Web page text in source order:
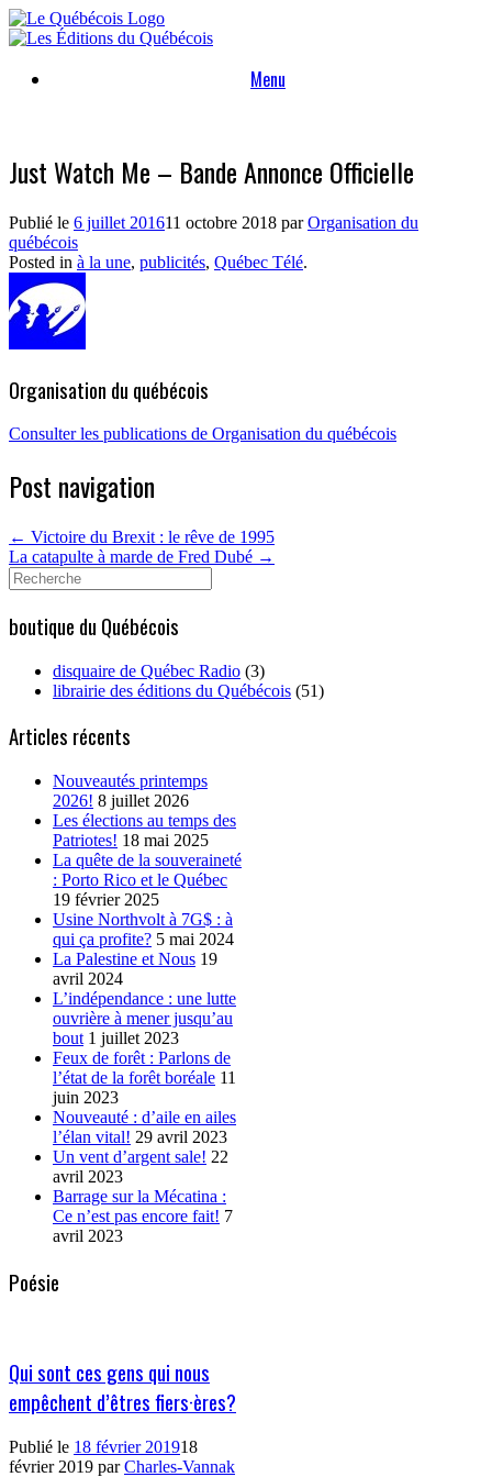
Skip
to
Menu
Just Watch Me – Bande Annonce Officielle
Publié le 6 juillet 201611 octobre 2018 parOrganisation du
québécois
Posted in à la une, publicités, Québec Télé.
Organisation du québécois
Consulter les publications de Organisation du québécois
Post navigation
← Victoire du Brexit : le rêve de 1995
La catapulte à marde de Fred Dubé →
Search
for:
boutique du Québécois
disquaire de Québec Radio (3)
librairie des éditions du Québécois (51)
Articles récents
Nouveautés printemps
2026! 8 juillet 2026
Les élections au temps des
Patriotes! 18 mai 2025
La quête de la souveraineté
: Porto Rico et le Québec
19 février 2025
Usine Northvolt à 7G$ : à
qui ça profite? 5 mai 2024
La Palestine et Nous 19
avril 2024
L’indépendance : une lutte
ouvrière à mener jusqu’au
bout 1 juillet 2023
Feux de forêt : Parlons de
l’état de la forêt boréale 11
juin 2023
Nouveauté : d’aile en ailes
l’élan vital! 29 avril 2023
Un vent d’argent sale! 22
avril 2023
Barrage sur la Mécatina :
Ce n’est pas encore fait! 7
avril 2023
Poésie
Qui sont ces gens qui nous
empêchent d’êtres fiers·ères?
Publié le 18 février 201918
février 2019 parCharles-Vannak